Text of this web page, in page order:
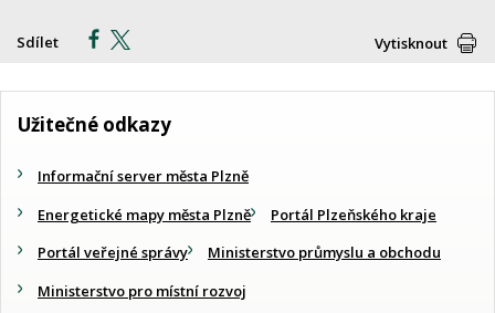
Sdílet Vytisknout
Užitečné odkazy
Informační server města Plzně
Energetické mapy města Plzně
Portál Plzeňského kraje
Portál veřejné správy
Ministerstvo průmyslu a obchodu
Ministerstvo pro místní rozvoj